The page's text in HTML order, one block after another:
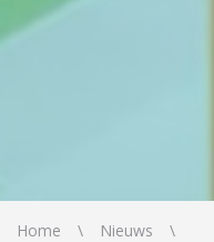
Home Nieuws